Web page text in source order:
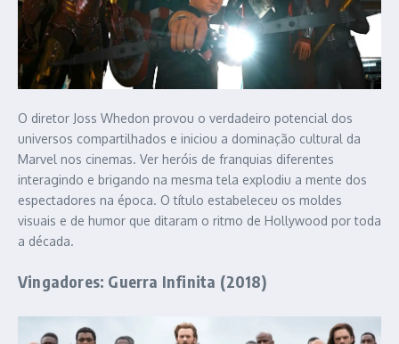
O diretor Joss Whedon provou o verdadeiro potencial dos
universos compartilhados e iniciou a dominação cultural da
Marvel nos cinemas. Ver heróis de franquias diferentes
interagindo e brigando na mesma tela explodiu a mente dos
espectadores na época. O título estabeleceu os moldes
visuais e de humor que ditaram o ritmo de Hollywood por toda
a década.
Vingadores: Guerra Infinita (2018)